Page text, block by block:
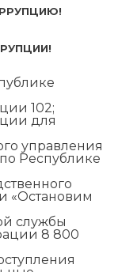
102;
для
управления
Республике
«Остановим
службы
8 800